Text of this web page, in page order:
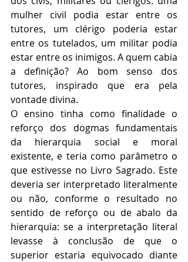
mulher civil podia estar entre os
tutores, um clérigo poderia estar
entre os tutelados, um militar podia
estar entre os inimigos. A quem cabia
a definição? Ao bom senso dos
tutores, inspirado que era pela
vontade divina.
O ensino tinha como finalidade o
reforço dos dogmas fundamentais
da hierarquia social e moral
existente, e teria como parâmetro o
que estivesse no Livro Sagrado. Este
deveria ser interpretado literalmente
ou não, conforme o resultado no
sentido de reforço ou de abalo da
hierarquia: se a interpretação literal
levasse à conclusão de que o
superior estaria equivocado diante